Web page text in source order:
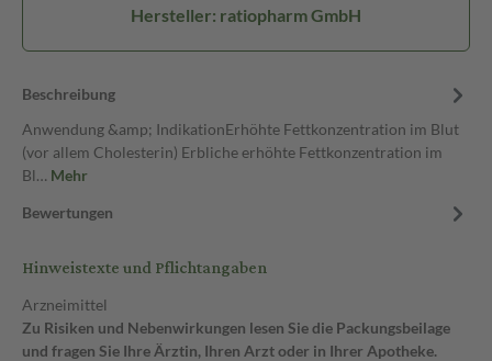
Hersteller: ratiopharm GmbH
Beschreibung
Anwendung &amp; IndikationErhöhte Fettkonzentration im Blut
(vor allem Cholesterin) Erbliche erhöhte Fettkonzentration im
Bl… Mehr
Bewertungen
Hinweistexte und Pflichtangaben
Arzneimittel
Zu Risiken und Nebenwirkungen lesen Sie die Packungsbeilage
und fragen Sie Ihre Ärztin, Ihren Arzt oder in Ihrer Apotheke.